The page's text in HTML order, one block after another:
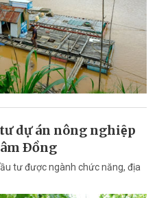
dự án nông nghiệp
Ðồng
tư được ngành chức năng, địa